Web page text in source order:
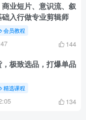
业短片、意识流、叙
入行做专业剪辑师
会员教程
144
极致选品，打爆单品
精选课程
134